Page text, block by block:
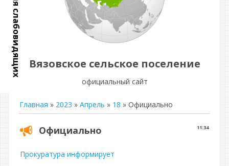
Вязовское сельское поселение
официальный сайт
Главная » 2023 » Апрель » 18 » Официально
11:34
Официально
Прокуратура информирует